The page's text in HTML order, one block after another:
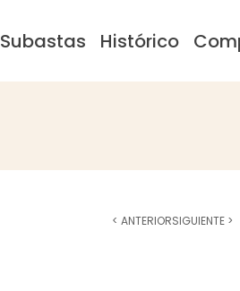
Subastas Histórico
< ANTERIORSIGUIENTE >